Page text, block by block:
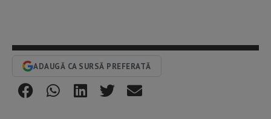
ADAUGĂ CA SURSĂ PREFERATĂ